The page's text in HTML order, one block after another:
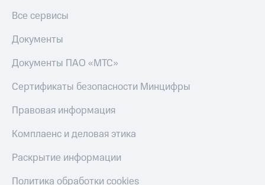
Все сервисы
Документы
Документы ПАО «МТС»
Сертификаты безопасности Минцифры
Правовая информация
Комплаенс и деловая этика
Раскрытие информации
Политика обработки cookies